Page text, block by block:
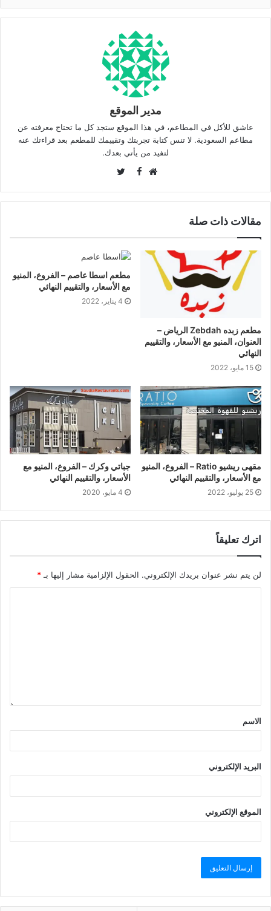
مدير الموقع
عاشق للأكل في المطاعم، في هذا الموقع ستجد كل ما تحتاج معرفته عن
مطاعم السعودية. لا تنس كتابة تجربتك وتقييمك للمطعم بعد قراءتك عنه
لتفيد من يأتي بعدك.
Facebook
مقالات ذات صلة
مطعم زبده Zebdah الرياض –
العنوان، المنيو مع الأسعار، والتقييم
النهائي
15 مايو، 2022
مطعم اسطا عاصم – الفروع، المنيو
مع الأسعار، والتقييم النهائي
4 يناير، 2022
مقهى ريشيو Ratio – الفروع، المنيو
مع الأسعار، والتقييم النهائي
25 يوليو، 2022
جباتي وكرك – الفروع، المنيو مع
الأسعار، والتقييم النهائي
4 مايو، 2020
اترك تعليقاً
لن يتم نشر عنوان بريدك الإلكتروني. الحقول الإلزامية مشار إليها بـ*
الاسم
البريد الإلكتروني
الموقع الإلكتروني